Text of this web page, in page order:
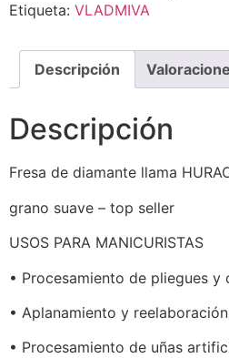
Etiqueta: VLADMIVA
Descripción
Descripción
Fresa de diamante llama
grano suave – top seller
USOS PARA MANICURISTAS
• Procesamiento de pliegues y
• Aplanamiento y reelaboración
• Procesamiento de uñas